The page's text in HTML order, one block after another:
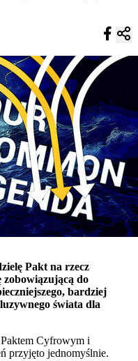
Pakt na rzecz
zobowiązującą do
bardziej
świata dla
Cyfrowym i
przyjęto jednomyślnie.